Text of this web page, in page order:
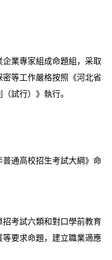
業專家組成命題組，采取
等工作嚴格按照《河北省
試行）》執行。
普通高校招生考試大綱》命
考試六類和對口學前教育
要求命題，建立職業適應